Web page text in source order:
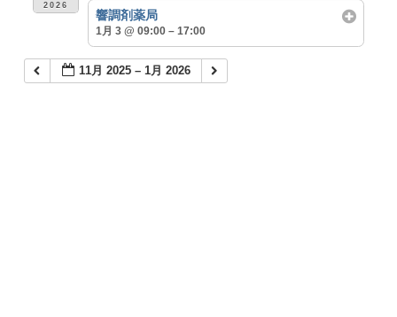
2026
響調剤薬局
1月 3 @ 09:00 – 17:00
11月 2025 – 1月 2026